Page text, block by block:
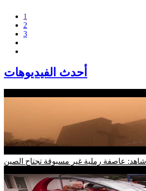
1
2
3
أحدث الفيديوهات
شاهد: عاصفة رملية غير مسبوقة تجتاح الصين